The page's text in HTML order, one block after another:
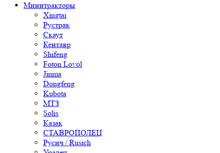
Минитракторы
Xingtai
Рустрак
Скаут
Кентавр
Shifeng
Foton Lovol
Jinma
Dongfeng
Kubota
МТЗ
Solis
Казак
СТАВРОПОЛЕЦ
Русич / Rusich